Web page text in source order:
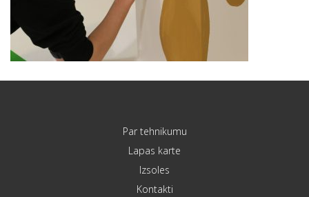
Par tehnikumu
Lapas karte
Izsoles
Kontakti